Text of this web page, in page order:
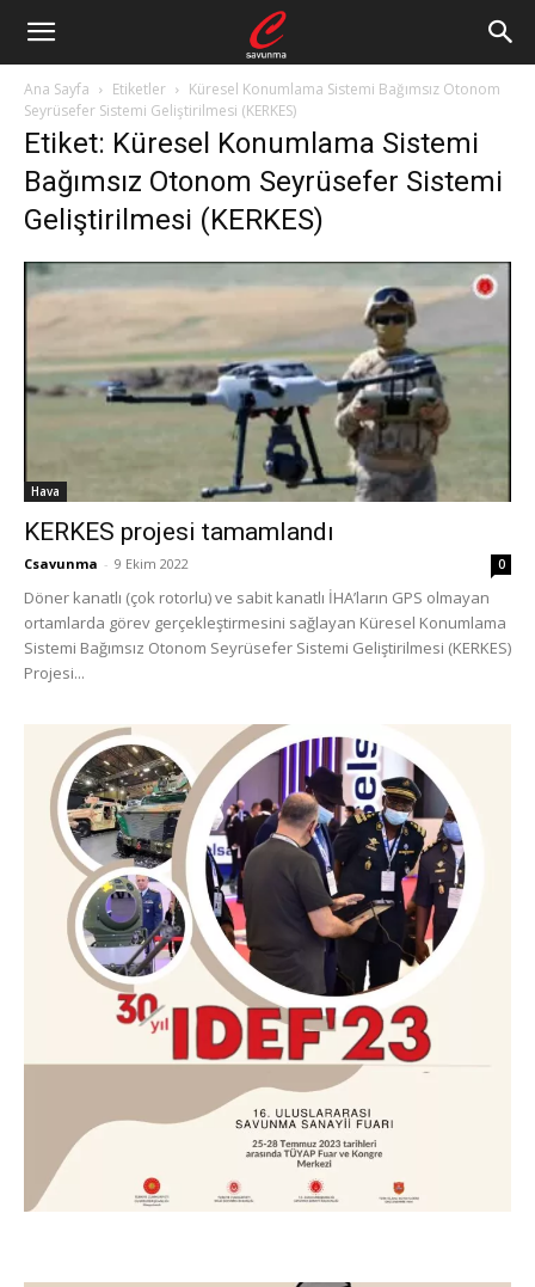
Ana Sayfa Etiketler
Küresel Konumlama Sistemi Bağımsız Otonom
Seyrüsefer Sistemi Geliştirilmesi (KERKES)
Etiket: Küresel Konumlama Sistemi
Bağımsız Otonom Seyrüsefer Sistemi
Geliştirilmesi (KERKES)
Hava
KERKES projesi tamamlandı
Csavunma - 9 Ekim 2022 0
Döner kanatlı (çok rotorlu) ve sabit kanatlı İHA’ların GPS olmayan
ortamlarda görev gerçekleştirmesini sağlayan Küresel Konumlama
Sistemi Bağımsız Otonom Seyrüsefer Sistemi Geliştirilmesi (KERKES)
Projesi...